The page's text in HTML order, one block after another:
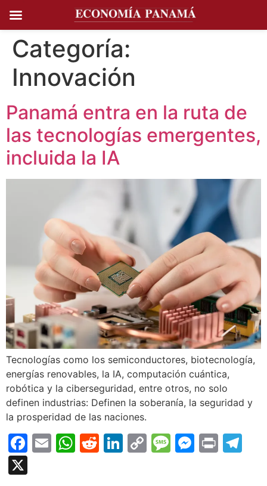
Ir al
contenido
Categoría:
Innovación
Panamá entra en la ruta de
las tecnologías emergentes,
incluida la IA
Tecnologías como los semiconductores, biotecnología,
energías renovables, la IA, computación cuántica,
robótica y la ciberseguridad, entre otros, no solo
definen industrias: Definen la soberanía, la seguridad y
la prosperidad de las naciones.
Facebook
EmailWhatsApp
Reddit
LinkedIn
CopyMessage
Print